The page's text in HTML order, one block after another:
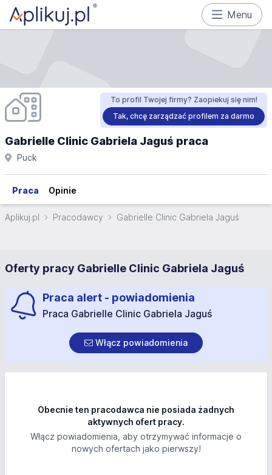
Menu
To profil Twojej firmy? Zaopiekuj się nim!
Tak, chcę zarządzać profilem za darmo
Gabrielle Clinic Gabriela Jaguś praca
Puck
Praca Opinie
Aplikuj.pl Pracodawcy Gabrielle Clinic Gabriela Jaguś
Oferty pracy Gabrielle Clinic Gabriela Jaguś
Praca alert - powiadomienia
Praca Gabrielle Clinic Gabriela Jaguś
Włącz powiadomienia
Obecnie ten pracodawca nie posiada żadnych
aktywnych ofert pracy.
Włącz powiadomienia, aby otrzymywać informacje o
nowych ofertach jako pierwszy!